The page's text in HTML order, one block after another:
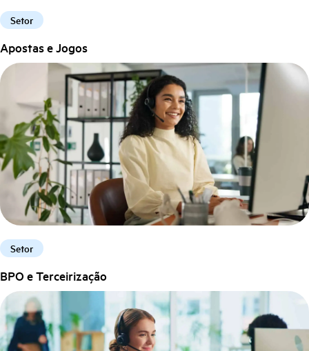
Setor
Apostas e Jogos
Setor
BPO e Terceirização